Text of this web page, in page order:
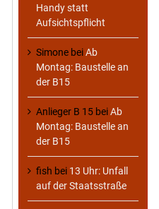
Handy statt
Aufsichtspflicht
Simone beiAb
Montag: Baustelle an
der B15
Anlieger B 15 beiAb
Montag: Baustelle an
der B15
fish bei 13 Uhr: Unfall
auf der Staatsstraße